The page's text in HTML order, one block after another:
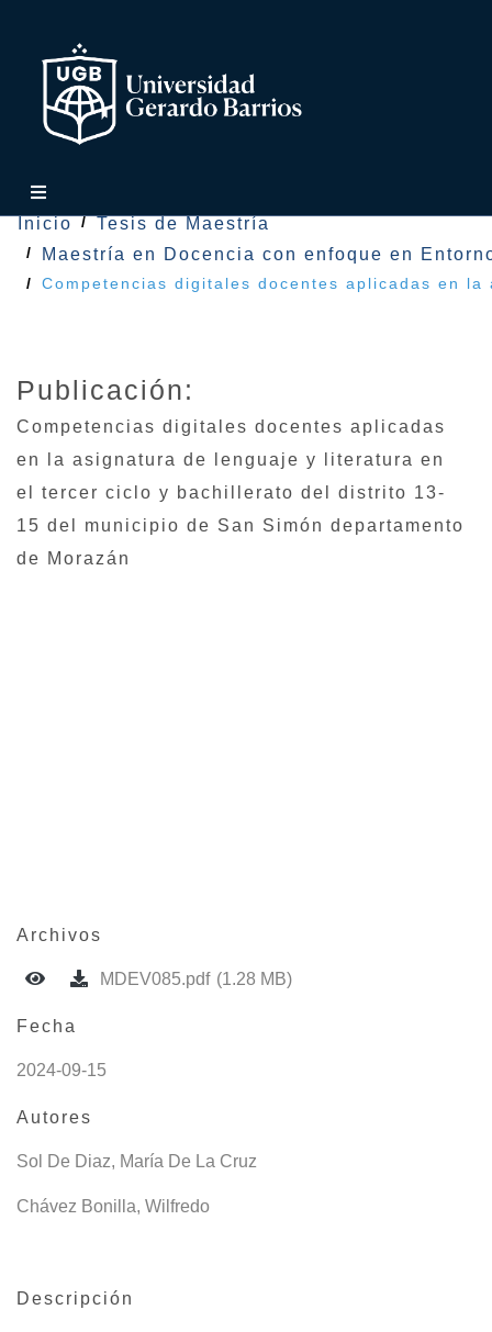
Inicio
Tesis de Maestría
Maestría en Docencia con enfoque en
Competencias digitales docentes aplicadas en
Publicación:
Competencias digitales docentes aplicadas
en la asignatura de lenguaje y literatura en
el tercer ciclo y bachillerato del distrito 13-
15 del municipio de San Simón departamento
de Morazán
Archivos
MDEV085.pdf (1.28 MB)
Fecha
2024-09-15
Autores
Sol De Diaz, María De La Cruz
Chávez Bonilla, Wilfredo
Descripción